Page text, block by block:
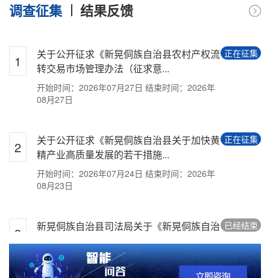
2025年二季度“县长信箱”来信办理情况
2025年一季度“县长信箱”来信办理情况
2025-04-09
调查征集 结果反馈
1
关于公开征求《新晃侗族自治县农村产权流
转交易市场管理办法（征求意...
开始时间：2026年07月27日 结束时间：2026年
08月27日
正在征集
2
关于公开征求《新晃侗族自治县关于加快黄
精产业高质量发展的若干措施...
开始时间：2026年07月24日 结束时间：2026年
08月23日
正在征集
3
新晃侗族自治县司法局关于《新晃侗族自治
县法律援助补贴标准》征求意...
开始时间：2026年07月22日 结束时间：2026年
07月31日
已经结束